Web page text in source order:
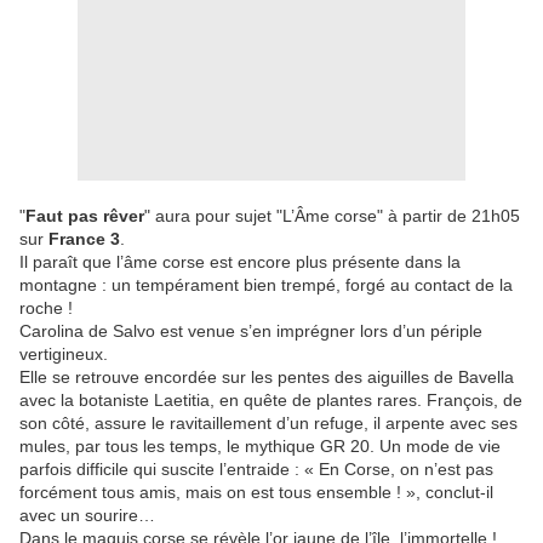
"Faut pas rêver" aura pour sujet "L’Âme corse" à partir de 21h05
sur France 3
Il paraît que l’âme corse est encore plus présente dans la
montagne : un tempérament bien trempé, forgé au contact de la
roche !
Carolina de Salvo est venue s’en imprégner lors d’un périple
vertigineux.
Elle se retrouve encordée sur les pentes des aiguilles de Bavella
avec la botaniste Laetitia, en quête de plantes rares. François, de
son côté, assure le ravitaillement d’un refuge, il arpente avec ses
mules, par tous les temps, le mythique GR 20. Un mode de vie
parfois difficile qui suscite l’entraide : « En Corse, on n’est pas
forcément tous amis, mais on est tous ensemble ! », conclut-il
avec un sourire…
Dans le maquis corse se révèle l’or jaune de l’île, l’immortelle !